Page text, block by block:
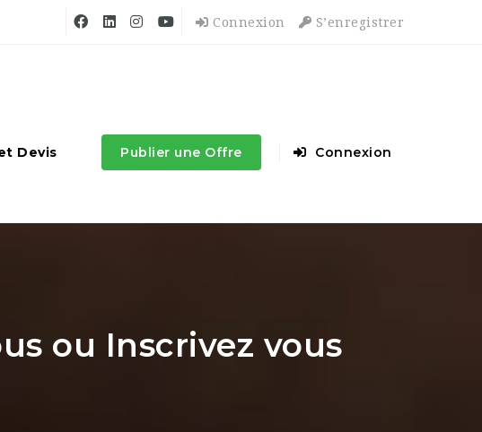
Connexion S’enregistrer
Devis Publier une Offre Connexion
ou Inscrivez vous